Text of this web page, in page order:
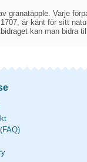
Varje
är känt för sitt
kan man bidra